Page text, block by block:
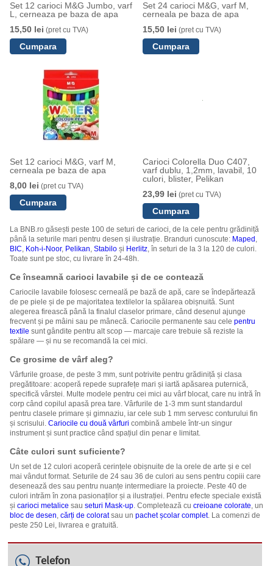
Set 12 carioci M&G Jumbo, varf
L, cerneaza pe baza de apa
15,50 lei (pret cu TVA)
Set 24 carioci M&G, varf M,
cerneala pe baza de apa
15,50 lei (pret cu TVA)
Set 12 carioci M&G, varf M,
cerneala pe baza de apa
8,00 lei (pret cu TVA)
Carioci Colorella Duo C407,
varf dublu, 1,2mm, lavabil, 10
culori, blister, Pelikan
23,99 lei (pret cu TVA)
La BNB.ro găsești peste 100 de seturi de carioci, de la cele pentru grădiniță
până la seturile mari pentru desen și ilustrație. Branduri cunoscute: Maped ,
BIC, Koh-i-Noor, Pelikan, Stabiloși Herlitz, în seturi de la 3 la 120 de culori.
Toate sunt pe stoc, cu livrare în 24-48h.
Ce înseamnă carioci lavabile și de ce contează
Cariocile lavabile folosesc cerneală pe bază de apă, care se îndepărtează
de pe piele și de pe majoritatea textilelor la spălarea obișnuită. Sunt
alegerea firească până la finalul claselor primare, când desenul ajunge
frecvent și pe mâini sau pe mânecă. Cariocile permanente sau cele pentru
textile sunt gândite pentru alt scop — marcaje care trebuie să reziste la
spălare — și nu se recomandă la cei mici.
Ce grosime de vârf aleg?
Vârfurile groase, de peste 3 mm, sunt potrivite pentru grădiniță și clasa
pregătitoare: acoperă repede suprafețe mari și iartă apăsarea puternică,
specifică vârstei. Multe modele pentru cei mici au vârf blocat, care nu intră în
corp când copilul apasă prea tare. Vârfurile de 1-3 mm sunt standardul
pentru clasele primare și gimnaziu, iar cele sub 1 mm servesc conturului fin
și scrisului. Cariocile cu două vârfuri combină ambele într-un singur
instrument și sunt practice când spațiul din penar e limitat.
Câte culori sunt suficiente?
Un set de 12 culori acoperă cerințele obișnuite de la orele de arte și e cel
mai vândut format. Seturile de 24 sau 36 de culori au sens pentru copiii care
desenează des sau pentru nuanțe intermediare la proiecte. Peste 40 de
culori intrăm în zona pasionaților și a ilustrației. Pentru efecte speciale există
și carioci metalice sau seturi Mask-up. Completează cu creioane colorate, un
bloc de desen, cărți de coloratsau un pachet școlar complet. La comenzi de
peste 250 Lei, livrarea e gratuită.
Telefon